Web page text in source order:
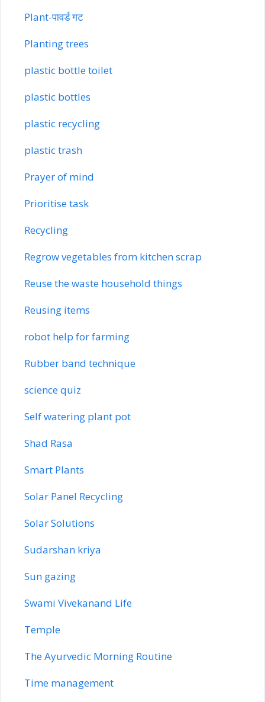
Plant-पावर्ड गट
Planting trees
plastic bottle toilet
plastic bottles
plastic recycling
plastic trash
Prayer of mind
Prioritise task
Recycling
Regrow vegetables from kitchen scrap
Reuse the waste household things
Reusing items
robot help for farming
Rubber band technique
science quiz
Self watering plant pot
Shad Rasa
Smart Plants
Solar Panel Recycling
Solar Solutions
Sudarshan kriya
Sun gazing
Swami Vivekanand Life
Temple
The Ayurvedic Morning Routine
Time management